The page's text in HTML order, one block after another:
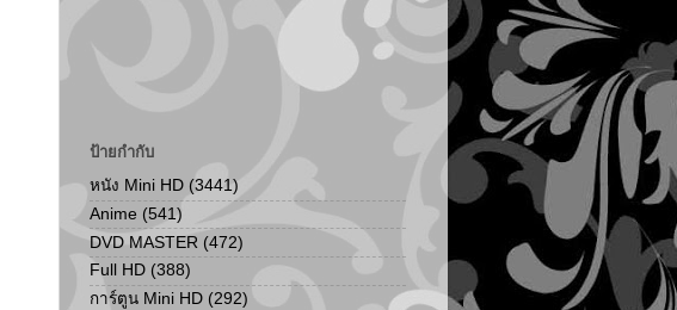
ป้ายกำกับ
หนัง Mini HD (3441)
Anime (541)
DVD MASTER (472)
Full HD (388)
การ์ตูน Mini HD (292)